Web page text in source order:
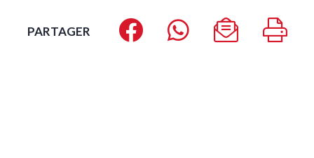
PARTAGER